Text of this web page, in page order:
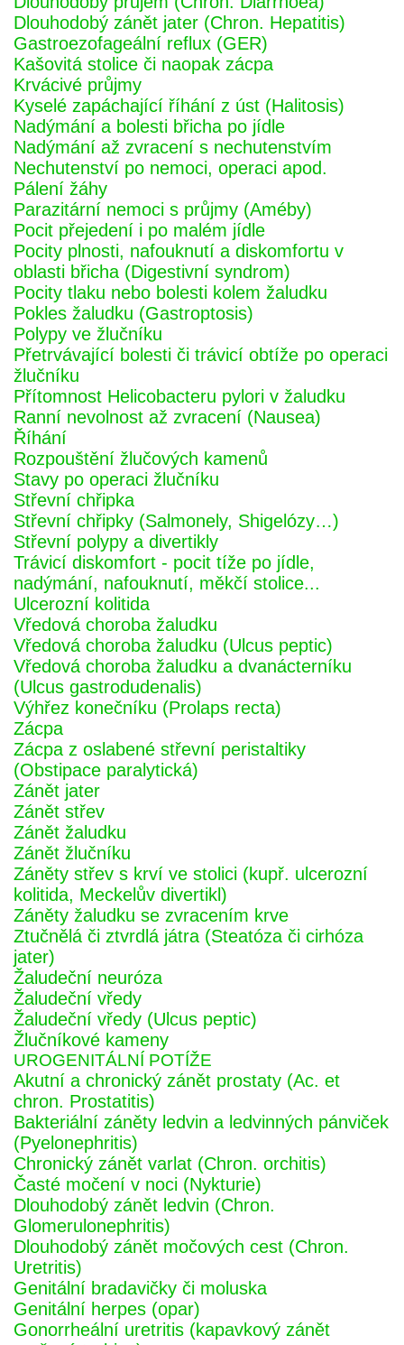
Dlouhodobý zánět jater (Chron. Hepatitis)
Gastroezofageální reflux (GER)
Kašovitá stolice či naopak zácpa
Krvácivé průjmy
Kyselé zapáchající říhání z úst (Halitosis)
Nadýmání a bolesti břicha po jídle
Nadýmání až zvracení s nechutenstvím
Nechutenství po nemoci, operaci apod.
Pálení žáhy
Parazitární nemoci s průjmy (Améby)
Pocit přejedení i po malém jídle
Pocity plnosti, nafouknutí a diskomfortu v
oblasti břicha (Digestivní syndrom)
Pocity tlaku nebo bolesti kolem žaludku
Pokles žaludku (Gastroptosis)
Polypy ve žlučníku
Přetrvávající bolesti či trávicí obtíže po operaci
žlučníku
Přítomnost Helicobacteru pylori v žaludku
Ranní nevolnost až zvracení (Nausea)
Říhání
Rozpouštění žlučových kamenů
Stavy po operaci žlučníku
Střevní chřipka
Střevní chřipky (Salmonely, Shigelózy…)
Střevní polypy a divertikly
Trávicí diskomfort - pocit tíže po jídle,
nadýmání, nafouknutí, měkčí stolice...
Ulcerozní kolitida
Vředová choroba žaludku
Vředová choroba žaludku (Ulcus peptic)
Vředová choroba žaludku a dvanácterníku
(Ulcus gastrodudenalis)
Výhřez konečníku (Prolaps recta)
Zácpa
Zácpa z oslabené střevní peristaltiky
(Obstipace paralytická)
Zánět jater
Zánět střev
Zánět žaludku
Zánět žlučníku
Záněty střev s krví ve stolici (kupř. ulcerozní
kolitida, Meckelův divertikl)
Záněty žaludku se zvracením krve
Ztučnělá či ztvrdlá játra (Steatóza či cirhóza
jater)
Žaludeční neuróza
Žaludeční vředy
Žaludeční vředy (Ulcus peptic)
Žlučníkové kameny
UROGENITÁLNÍ POTÍŽE
Akutní a chronický zánět prostaty (Ac. et
chron. Prostatitis)
Bakteriální záněty ledvin a ledvinných pánviček
(Pyelonephritis)
Chronický zánět varlat (Chron. orchitis)
Časté močení v noci (Nykturie)
Dlouhodobý zánět ledvin (Chron.
Glomerulonephritis)
Dlouhodobý zánět močových cest (Chron.
Uretritis)
Genitální bradavičky či moluska
Genitální herpes (opar)
Gonorrheální uretritis (kapavkový zánět